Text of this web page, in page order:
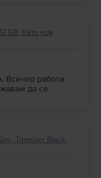
GB, Като нов
Всичко работи
да се
Titanium Black,